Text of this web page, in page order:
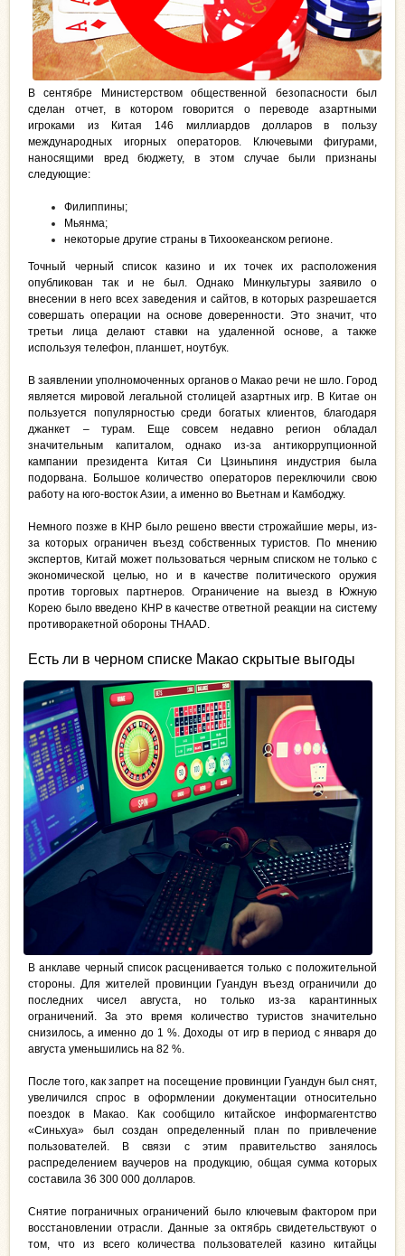
В сентябре Министерством общественной безопасности был
сделан отчет, в котором говорится о переводе азартными
игроками из Китая 146 миллиардов долларов в пользу
международных игорных операторов. Ключевыми фигурами,
наносящими вред бюджету, в этом случае были признаны
следующие:
Филиппины;
Мьянма;
некоторые другие страны в Тихоокеанском регионе.
Точный черный список казино и их точек их расположения
опубликован так и не был. Однако Минкультуры заявило о
внесении в него всех заведения и сайтов, в которых разрешается
совершать операции на основе доверенности. Это значит, что
третьи лица делают ставки на удаленной основе, а также
используя телефон, планшет, ноутбук.
В заявлении уполномоченных органов о Макао речи не шло. Город
является мировой легальной столицей азартных игр. В Китае он
пользуется популярностью среди богатых клиентов, благодаря
джанкет – турам. Еще совсем недавно регион обладал
значительным капиталом, однако из-за антикоррупционной
кампании президента Китая Си Цзиньпиня индустрия была
подорвана. Большое количество операторов переключили свою
работу на юго-восток Азии, а именно во Вьетнам и Камбоджу.
Немного позже в КНР было решено ввести строжайшие меры, из-
за которых ограничен въезд собственных туристов. По мнению
экспертов, Китай может пользоваться черным списком не только с
экономической целью, но и в качестве политического оружия
против торговых партнеров. Ограничение на выезд в Южную
Корею было введено КНР в качестве ответной реакции на систему
противоракетной обороны THAAD.
Есть ли в черном списке Макао скрытые выгоды
В анклаве черный список расценивается только с положительной
стороны. Для жителей провинции Гуандун въезд ограничили до
последних чисел августа, но только из-за карантинных
ограничений. За это время количество туристов значительно
снизилось, а именно до 1 %. Доходы от игр в период с января до
августа уменьшились на 82 %.
После того, как запрет на посещение провинции Гуандун был снят,
увеличился спрос в оформлении документации относительно
поездок в Макао. Как сообщило китайское информагентство
«Синьхуа» был создан определенный план по привлечение
пользователей. В связи с этим правительство занялось
распределением ваучеров на продукцию, общая сумма которых
составила 36 300 000 долларов.
Снятие пограничных ограничений было ключевым фактором при
восстановлении отрасли. Данные за октябрь свидетельствуют о
том, что из всего количества пользователей казино китайцы